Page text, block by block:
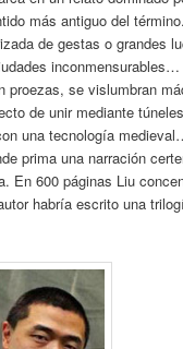
más antiguo del
de gestas o grandes
proezas, se vislumbran
de unir mediante
una tecnología
prima una narración
En 600 páginas Liu
habría escrito una